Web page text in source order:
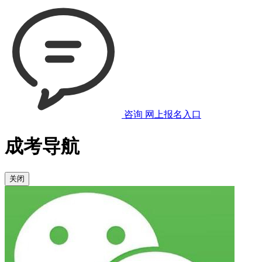
咨询 网上报名入口
成考导航
关闭